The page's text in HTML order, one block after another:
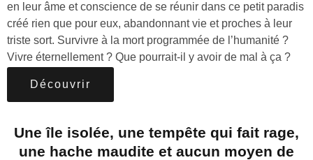
en leur âme et conscience de se réunir dans ce petit paradis
créé rien que pour eux, abandonnant vie et proches à leur
triste sort. Survivre à la mort programmée de l’humanité ?
Vivre éternellement ? Que pourrait-il y avoir de mal à ça ?
Découvrir
Une île isolée, une tempête qui fait rage,
une hache maudite et aucun moyen de